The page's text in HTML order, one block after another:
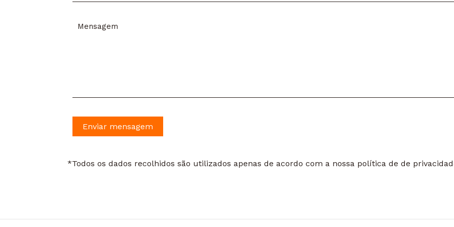
*Todos os dados recolhidos são utilizados apenas de acordo com a nossa política de de